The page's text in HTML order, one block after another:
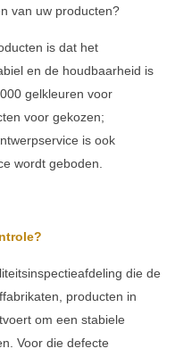
van uw producten?
is dat het
en de houdbaarheid is
gelkleuren voor
voor gekozen;
is ook
wordt geboden.
die de
producten in
om een stabiele
Voor die defecte